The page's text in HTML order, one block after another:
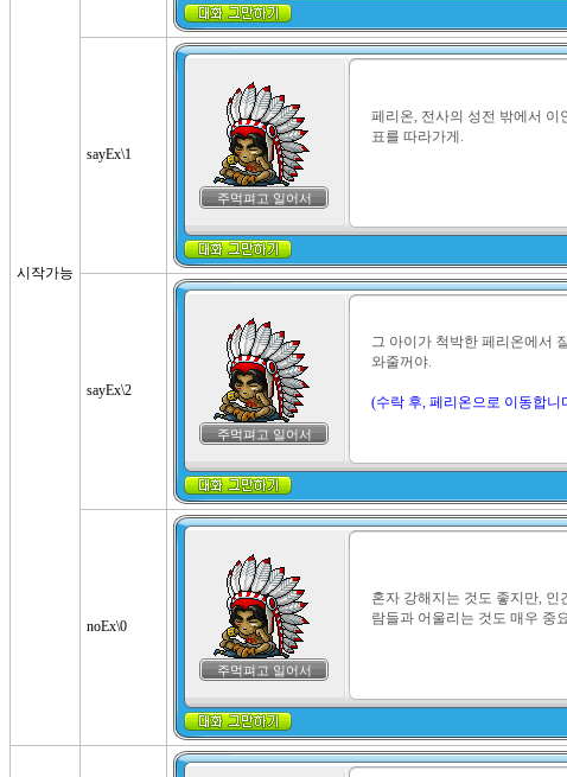
시작가능
sayEx\1
주먹펴고 일어서
페리온, 전사의 성전 밖에서 이
표를 따라가게.
sayEx\2
주먹펴고 일어서
그 아이가 척박한 페리온에서
와줄꺼야.
(수락 후, 페리온으로 이동합니
noEx\0
주먹펴고 일어서
혼자 강해지는 것도 좋지만, 인
람들과 어울리는 것도 매우 중